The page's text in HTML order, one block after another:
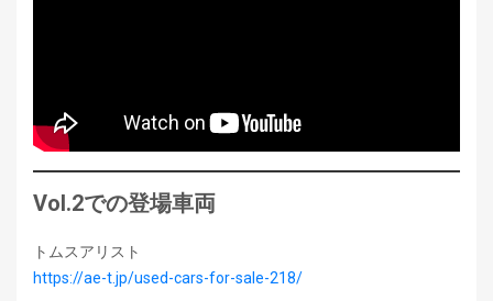
Vol.2での登場車両
トムスアリスト
https://ae-t.jp/used-cars-for-sale-218/